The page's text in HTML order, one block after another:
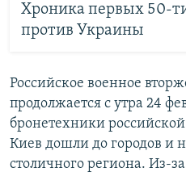
Хроника первых 50-
против Украины
Российское военное
продолжается с утра 24
бронетехники
Киев дошли до городов и
столичного региона. Из-